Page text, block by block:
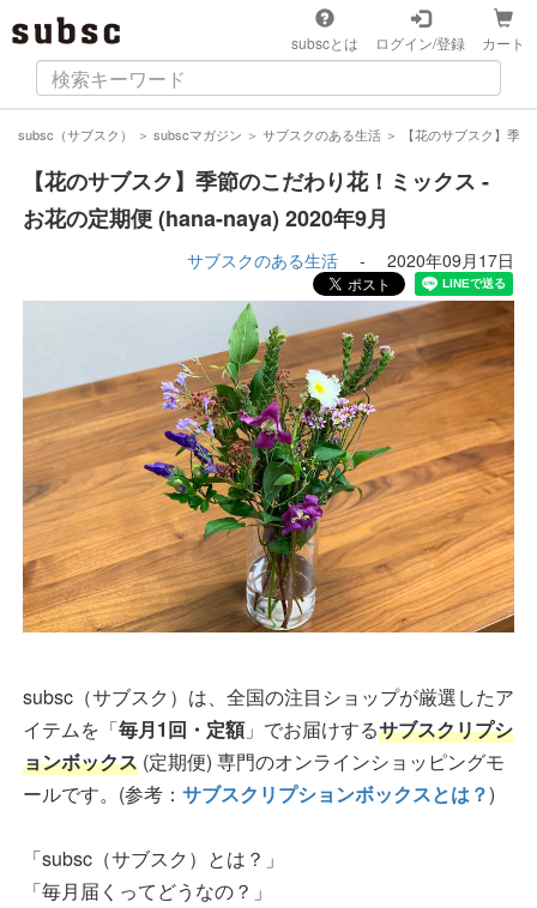
subscとは ログイン/登録 カート
subsc（サブスク） ＞ subscマガジン ＞ サブスクのある生活 ＞ 【花のサブスク】季
【花のサブスク】季節のこだわり花！ミックス -
お花の定期便 (hana-naya) 2020年9月
サブスクのある生活 - 2020年09月17日
subsc（サブスク）は、全国の注目ショップが厳選したア
イテムを「毎月1回・定額」でお届けするサブスクリプシ
ョンボックス (定期便) 専門のオンラインショッピングモ
ールです。(参考： サブスクリプションボックスとは？)
「subsc（サブスク）とは？」
「毎月届くってどうなの？」